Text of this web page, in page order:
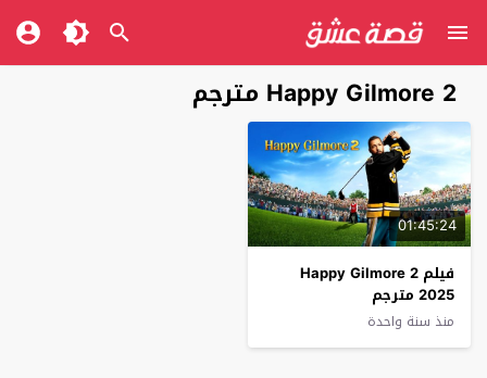
Happy Gilmore 2 مترجم
01:45:24
فيلم Happy Gilmore 2
2025 مترجم
منذ سنة واحدة